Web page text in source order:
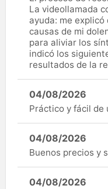
La videollamada
ayuda: me
causas de mi
para aliviar los
indicó los
resultados de la
04/08/2026
Práctico y fácil de
04/08/2026
Buenos precios y
04/08/2026